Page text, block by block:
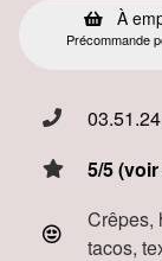
À
Précommande
5/5
Crêpes,
tacos,